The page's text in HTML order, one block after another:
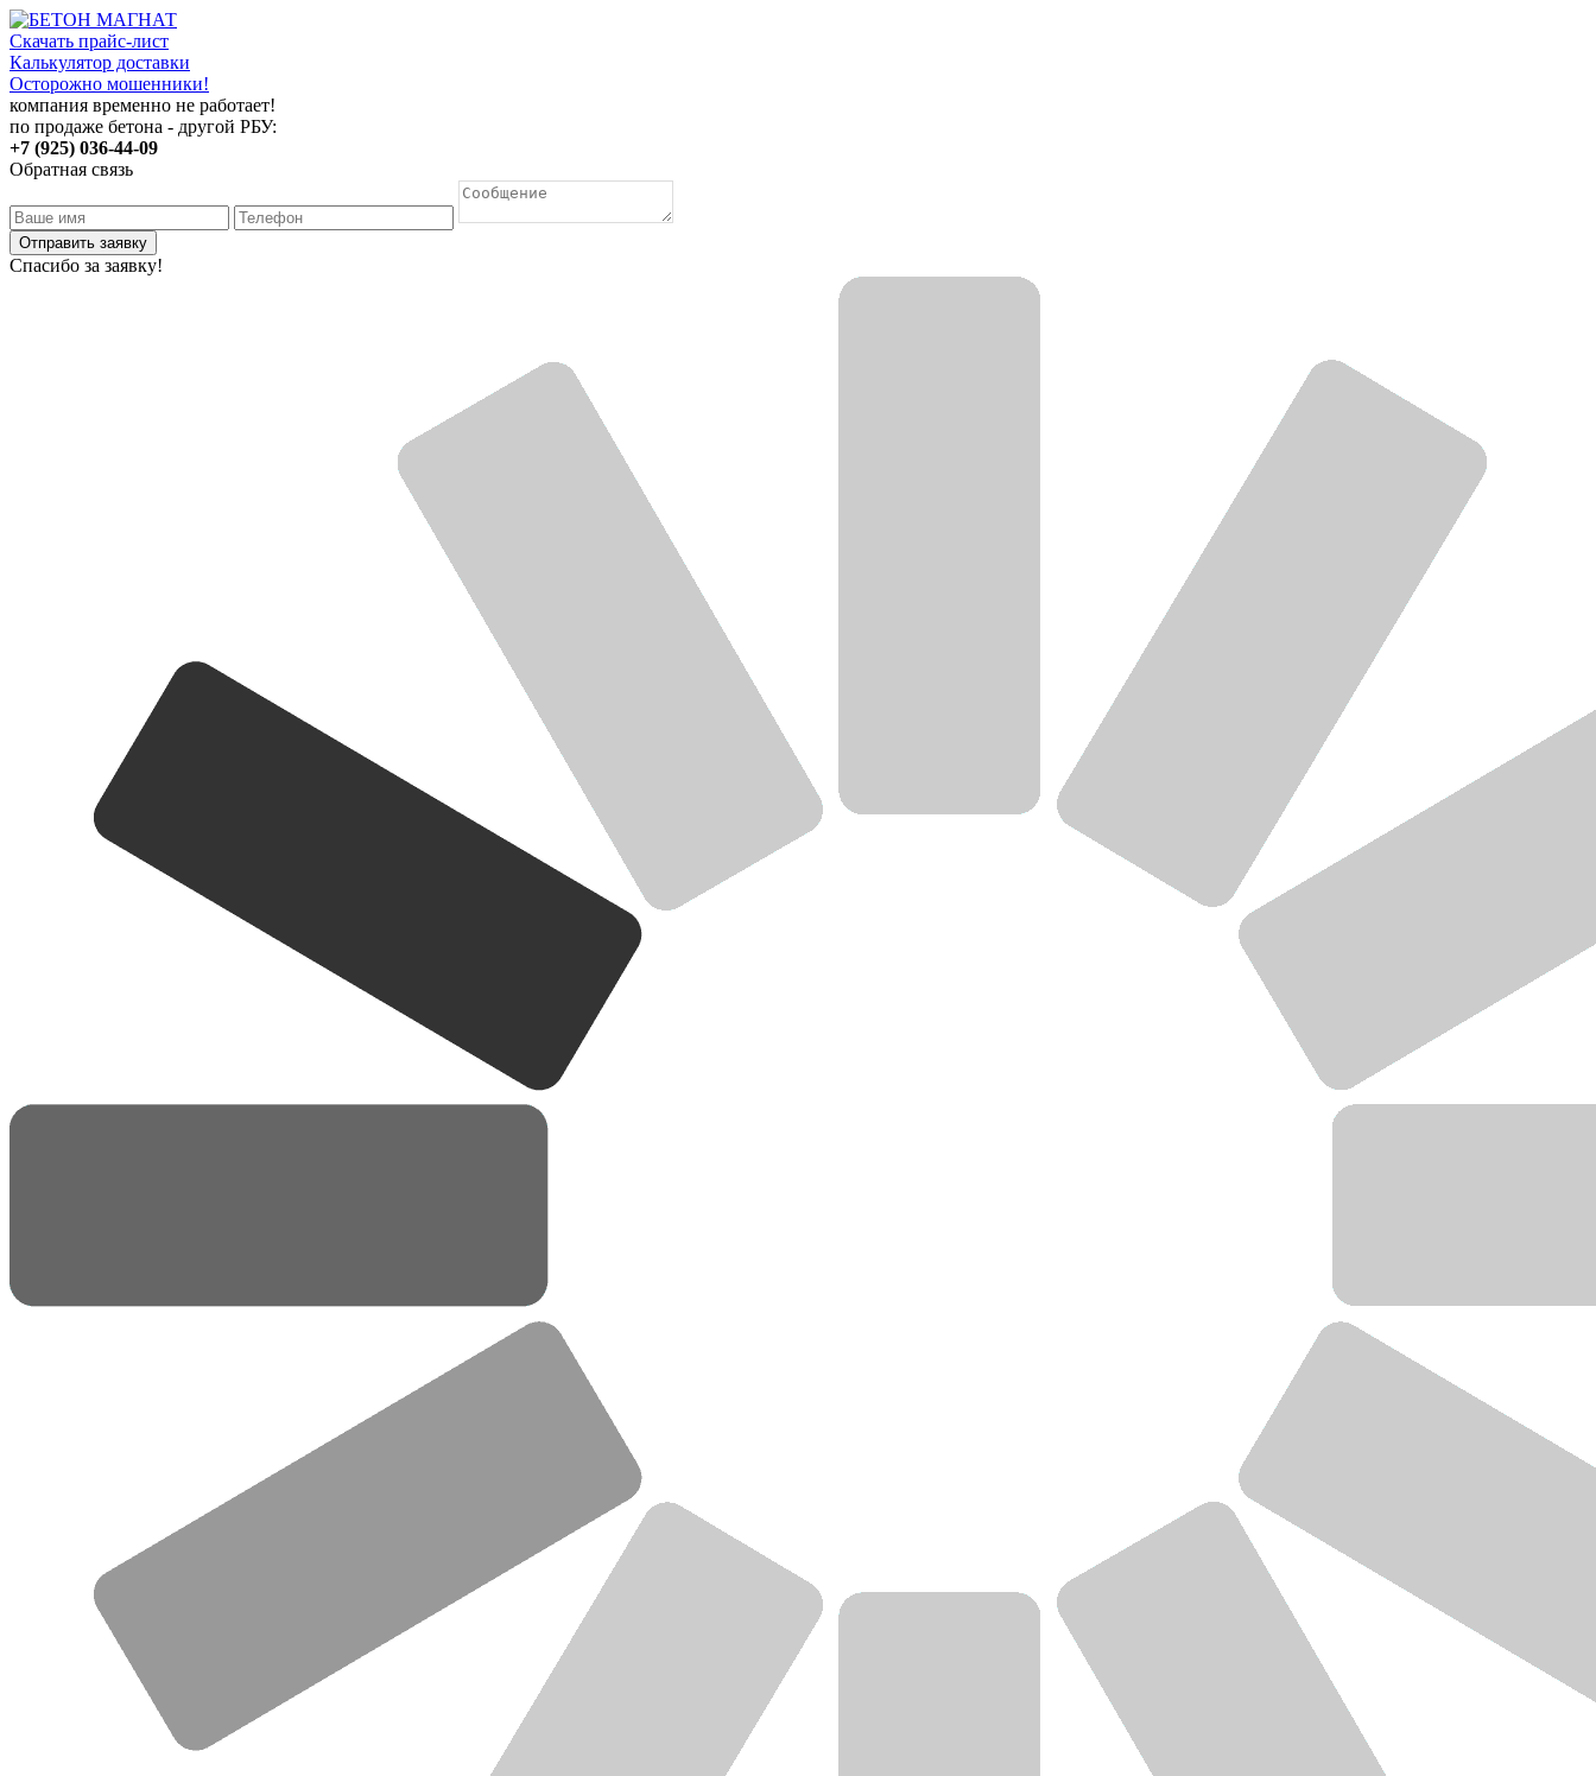
Скачать прайс-лист
Калькулятор доставки
Осторожно мошенники!
компания временно не работает!
по продаже бетона - другой РБУ:
+7 (925) 036-44-09
Обратная связь
Отправить заявку
Спасибо за заявку!